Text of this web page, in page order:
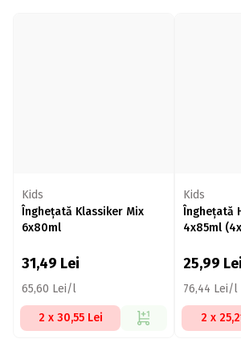
Kids
Înghețată Klassiker Mix
6x80ml
31,49 Lei
65,60 Lei/l
2 x 30,55 Lei
Kids
Înghețată
4x85ml
25,99 Lei
76,44 Lei/l
2 x